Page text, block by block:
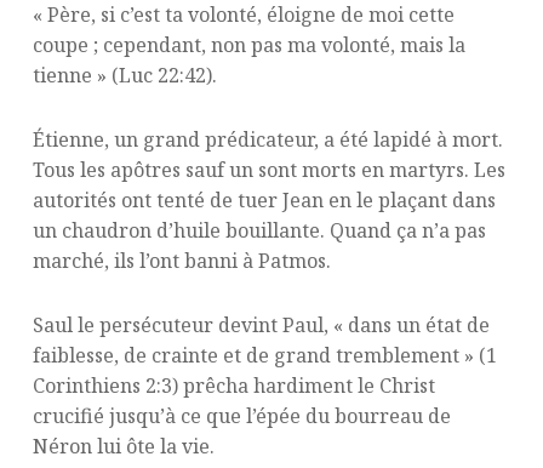
« Père, si c’est ta volonté, éloigne de moi cette
coupe ; cependant, non pas ma volonté, mais la
tienne » (Luc 22:42).
Étienne, un grand prédicateur, a été lapidé à mort.
Tous les apôtres sauf un sont morts en martyrs. Les
autorités ont tenté de tuer Jean en le plaçant dans
un chaudron d’huile bouillante. Quand ça n’a pas
marché, ils l’ont banni à Patmos.
Saul le persécuteur devint Paul, « dans un état de
faiblesse, de crainte et de grand tremblement » (1
Corinthiens 2:3) prêcha hardiment le Christ
crucifié jusqu’à ce que l’épée du bourreau de
Néron lui ôte la vie.